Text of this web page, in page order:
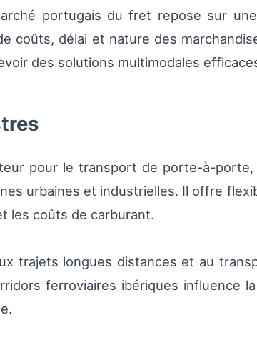
portugais du fret repose sur
coûts, délai et nature des
des solutions multimodales
pour le transport de porte-à-
urbaines et industrielles. Il offre
les coûts de carburant.
trajets longues distances et au
ferroviaires ibériques influence